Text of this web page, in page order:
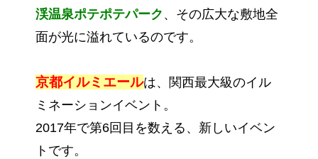
渓温泉ポテポテパーク 、その広大な敷地全
面が光に溢れているのです。
京都イルミエールは、関西最大級のイル
ミネーションイベント。
2017年で第6回目を数える、新しいイベン
トです。